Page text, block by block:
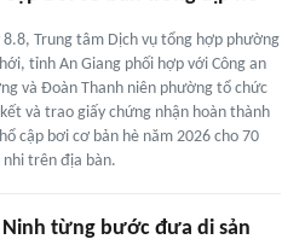
8.8, Trung tâm Dịch vụ tổng hợp phường
tỉnh An Giang phối hợp với Công an
và Đoàn Thanh niên phường tổ chức
và trao giấy chứng nhận hoàn thành
cập bơi cơ bản hè năm 2026 cho 70
trên địa bàn.
Ninh từng bước đưa di sản